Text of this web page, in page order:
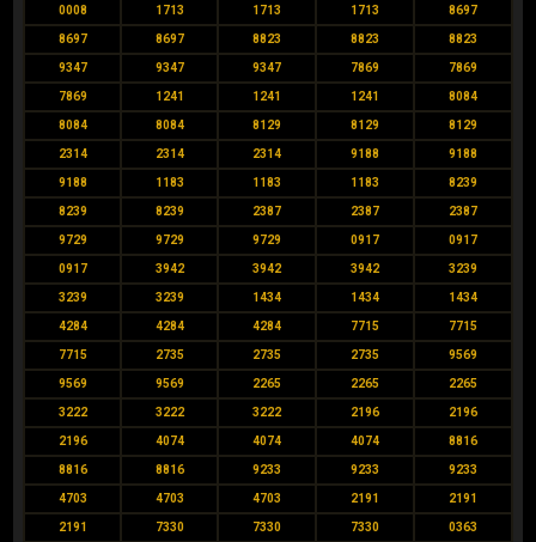
0008 1713 1713 1713 8697
8697 8697 8823 8823 8823
9347 9347 9347 7869 7869
7869 1241 1241 1241 8084
8084 8084 8129 8129 8129
2314 2314 2314 9188 9188
9188 1183 1183 1183 8239
8239 8239 2387 2387 2387
9729 9729 9729 0917 0917
0917 3942 3942 3942 3239
3239 3239 1434 1434 1434
4284 4284 4284 7715 7715
7715 2735 2735 2735 9569
9569 9569 2265 2265 2265
3222 3222 3222 2196 2196
2196 4074 4074 4074 8816
8816 8816 9233 9233 9233
4703 4703 4703 2191 2191
2191 7330 7330 7330 0363